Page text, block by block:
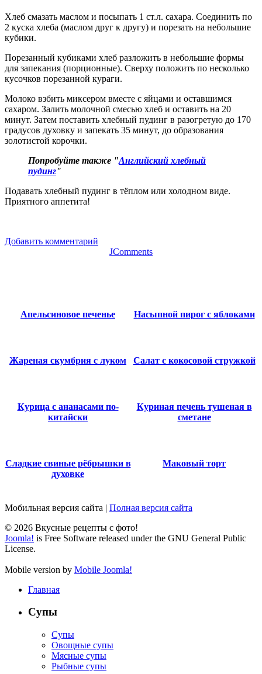
Хлеб смазать маслом и посыпать 1 ст.л. сахара. Соединить по
2 куска хлеба (маслом друг к другу) и порезать на небольшие
кубики.
Порезанный кубиками хлеб разложить в небольшие формы
для запекания (порционные). Сверху положить по несколько
кусочков порезанной кураги.
Молоко взбить миксером вместе с яйцами и оставшимся
сахаром. Залить молочной смесью хлеб и оставить на 20
минут. Затем поставить хлебный пудинг в разогретую до 170
градусов духовку и запекать 35 минут, до образования
золотистой корочки.
Попробуйте также "Английский хлебный
пудинг"
Подавать хлебный пудинг в тёплом или холодном виде.
Приятного аппетита!
Добавить комментарий
JComments
Апельсиновое печенье Насыпной пирог с яблоками
Жареная скумбрия с луком Салат с кокосовой стружкой
Курица с ананасами по-
китайски
Куриная печень тушеная в
сметане
Сладкие свиные рёбрышки в
духовке
Маковый торт
Мобильная версия сайта | Полная версия сайта
© 2026 Вкусные рецепты с фото!
Joomla! is Free Software released under the GNU General Public
License.
Mobile version by Mobile Joomla!
Главная
Супы
Супы
Овощные супы
Мясные супы
Рыбные супы